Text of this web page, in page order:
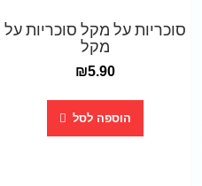
סוכריות על מקל סוכריות על
מקל
₪5.90
הוספה לסל